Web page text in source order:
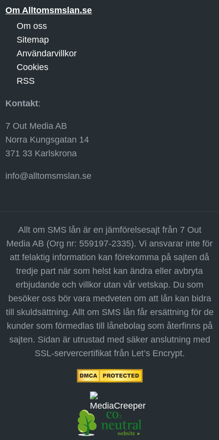
Om Alltomsmslan.se
Om oss
Sitemap
Användarvillkor
Cookies
RSS
Kontakt:
7 Out Media AB
Norra Kungsgatan 14
371 33 Karlskrona
info@alltomsmslan.se
Allt om SMS lån är en jämförelsesajt från 7 Out
Media AB (Org nr: 559197-2335). Vi ansvarar inte för
att felaktig information kan förekomma på sajten då
tredje part när som helst kan ändra eller avbryta
erbjudande och villkor utan vår vetskap. Du som
besöker oss bör vara medveten om att lån kan bidra
till skuldsättning. Allt om SMS lån får ersättning för de
kunder som förmedlas till lånebolag som återfinns på
sajten. Sidan är utrustad med säker anslutning med
SSL-servercertifikat från Let’s Encrypt.